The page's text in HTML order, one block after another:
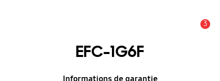
3
EFC-1G6F
Informations de garantie